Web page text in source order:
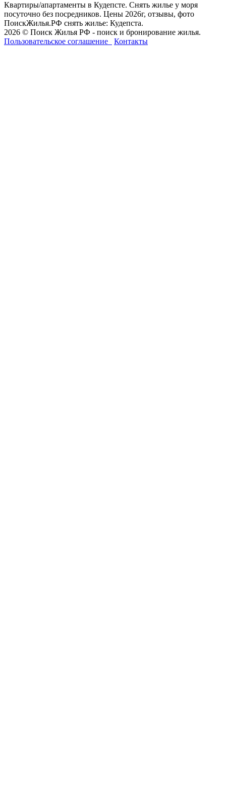
Квартиры/апартаменты в Кудепсте. Снять жилье у моря
посуточно без посредников. Цены 2026г, отзывы, фото
ПоискЖилья.РФ снять жилье: Кудепста.
2026 © Поиск Жилья РФ - поиск и бронирование жилья.
Пользовательское соглашение
Контакты